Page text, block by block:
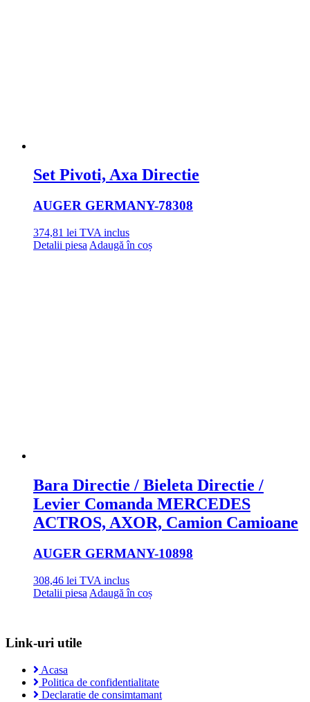
Set Pivoti, Axa Directie
AUGER GERMANY-78308
374,81 lei TVA inclus
Detalii piesa Adaugă în coș
Bara Directie / Bieleta Directie /
Levier Comanda MERCEDES
ACTROS, AXOR, Camion Camioane
AUGER GERMANY-10898
308,46 lei TVA inclus
Detalii piesa Adaugă în coș
Link-uri utile
Acasa
Politica de confidentialitate
Declaratie de consimtamant